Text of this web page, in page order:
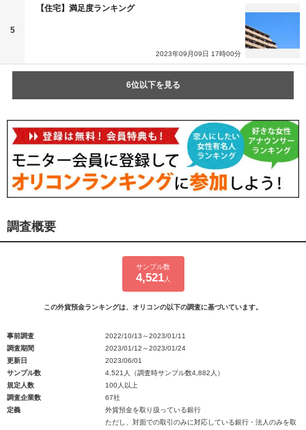
5
【住宅】満足度ランキング
2023年09月09日 17時00分
6位以下を見る
調査概要
サンプル数
4,521人
この外貨預金ランキングは、オリコンの以下の調査に基づいています。
事前調査
2022/10/13～2023/01/11
調査期間
2023/01/12～2023/01/24
更新日
2023/06/01
サンプル数
4,521人（調査時サンプル数4,882人）
規定人数
100人以上
調査企業数
67社
定義
外貨預金を取り扱っている銀行
ただし、対面での取引のみに対応している銀行・法人のみを取